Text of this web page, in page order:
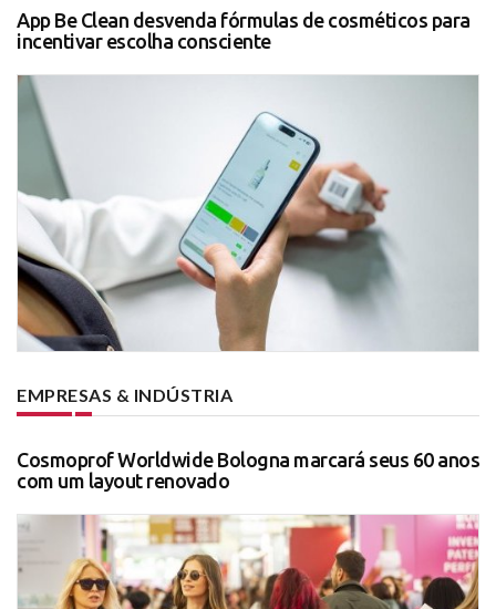
App Be Clean desvenda fórmulas de cosméticos para
incentivar escolha consciente
EMPRESAS & INDÚSTRIA
Cosmoprof Worldwide Bologna marcará seus 60 anos
com um layout renovado